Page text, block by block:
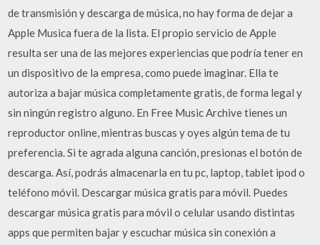
de transmisión y descarga de música, no hay forma de dejar a
Apple Musica fuera de la lista. El propio servicio de Apple
resulta ser una de las mejores experiencias que podría tener en
un dispositivo de la empresa, como puede imaginar. Ella te
autoriza a bajar música completamente gratis, de forma legal y
sin ningún registro alguno. En Free Music Archive tienes un
reproductor online, mientras buscas y oyes algún tema de tu
preferencia. Si te agrada alguna canción, presionas el botón de
descarga. Así, podrás almacenarla en tu pc, laptop, tablet ipod o
teléfono móvil. Descargar música gratis para móvil. Puedes
descargar música gratis para móvil o celular usando distintas
apps que permiten bajar y escuchar música sin conexión a